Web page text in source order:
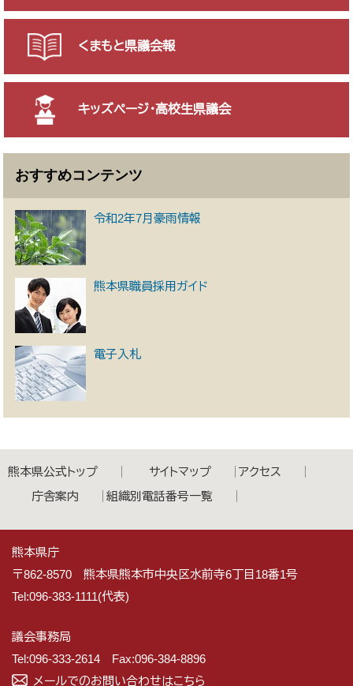
くまもと県議会報
キッズページ・高校生県議会
おすすめコンテンツ
令和2年7月豪雨情報
熊本県職員採用ガイド
電子入札
熊本県公式トップ サイトマップ
アクセス
庁舎案内
組織別電話番号一覧
熊本県庁
〒862-8570 熊本県熊本市中央区水前寺6丁目18番1号
Tel:096-383-1111(代表)
議会事務局
Tel:096-333-2614 Fax:096-384-8896
メールでのお問い合わせはこちら